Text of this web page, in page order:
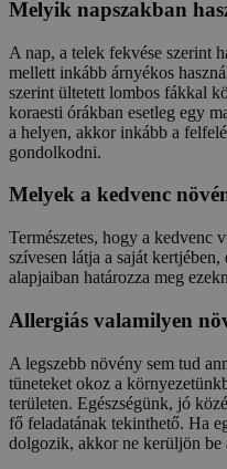
Melyik napszakban
A nap, a telek fekvése szerint
mellett inkább árnyékos
szerint ültetett lombos fákkal
koraesti órákban esetleg egy
a helyen, akkor inkább a
gondolkodni.
Melyek a kedvenc
Természetes, hogy a kedvenc
szívesen látja a saját
alapjaiban határozza meg
Allergiás valamilyen
A legszebb növény sem tud
tüneteket okoz a
területen. Egészségünk, jó
fő feladatának tekinthető. Ha
dolgozik, akkor ne kerüljön be